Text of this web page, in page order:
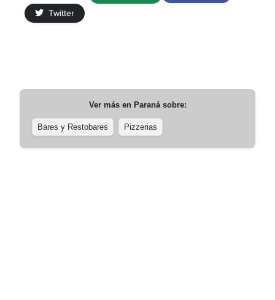
Twitter
Ver más en Paranásobre:
Bares y Restobares Pizzerias